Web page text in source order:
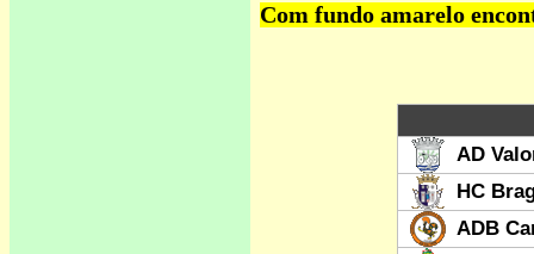
Com fundo amarelo